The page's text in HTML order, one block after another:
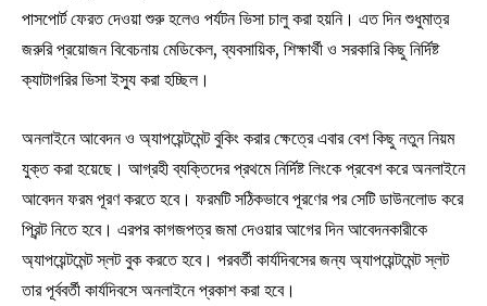
পাসপোর্ট ফেরত দেওয়া শুরু হলেও পর্যটন ভিসা চালু করা হয়নি। এত দিন শুধুমাত্র
জরুরি প্রয়োজন বিবেচনায় মেডিকেল, ব্যবসায়িক, শিক্ষার্থী ও সরকারি কিছু নির্দিষ্ট
ক্যাটাগরির ভিসা ইস্যু করা হচ্ছিল।
অনলাইনে আবেদন ও অ্যাপয়েন্টমেন্ট বুকিং করার ক্ষেত্রে এবার বেশ কিছু নতুন নিয়ম
যুক্ত করা হয়েছে। আগ্রহী ব্যক্তিদের প্রথমে নির্দিষ্ট লিংকে প্রবেশ করে অনলাইনে
আবেদন ফরম পূরণ করতে হবে। ফরমটি সঠিকভাবে পূরণের পর সেটি ডাউনলোড করে
প্রিন্ট নিতে হবে। এরপর কাগজপত্র জমা দেওয়ার আগের দিন আবেদনকারীকে
অ্যাপয়েন্টমেন্ট স্লট বুক করতে হবে। পরবর্তী কার্যদিবসের জন্য অ্যাপয়েন্টমেন্ট স্লট
তার পূর্ববর্তী কার্যদিবসে অনলাইনে প্রকাশ করা হবে।